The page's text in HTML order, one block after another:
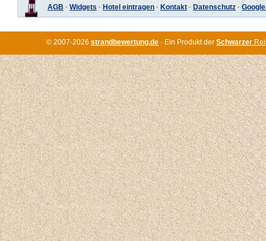
AGB · Widgets · Hotel eintragen · Kontakt · Datenschutz ·
© 2007-2026 strandbewertung.de · Ein Produkt der Schwarzer